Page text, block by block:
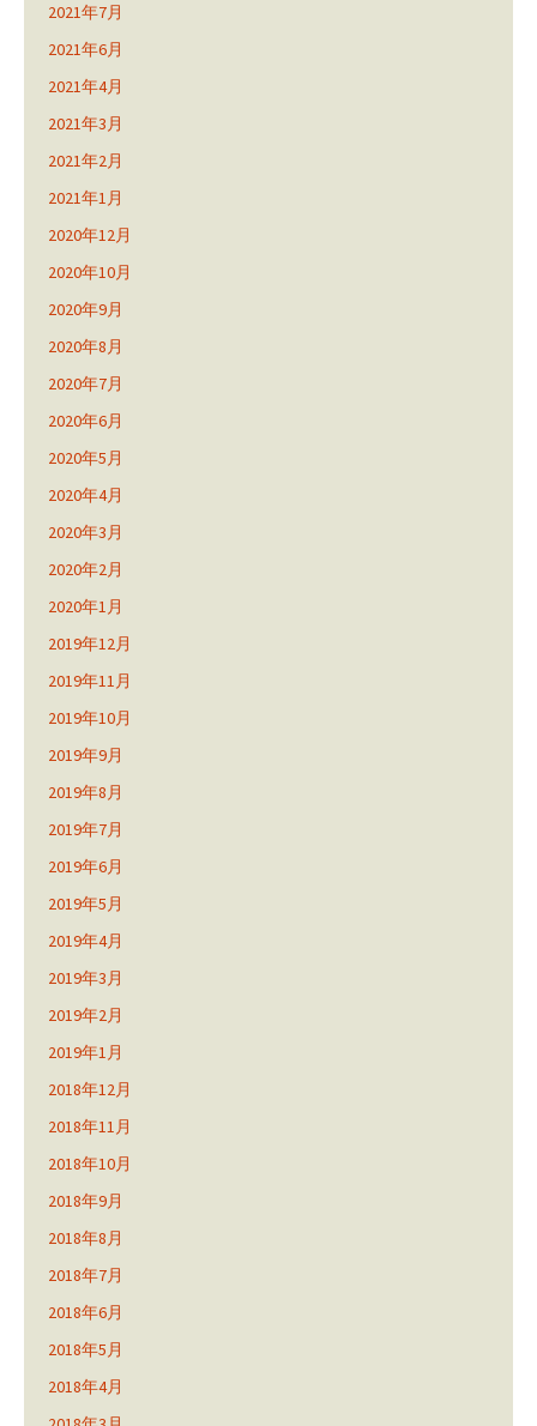
2021年7月
2021年6月
2021年4月
2021年3月
2021年2月
2021年1月
2020年12月
2020年10月
2020年9月
2020年8月
2020年7月
2020年6月
2020年5月
2020年4月
2020年3月
2020年2月
2020年1月
2019年12月
2019年11月
2019年10月
2019年9月
2019年8月
2019年7月
2019年6月
2019年5月
2019年4月
2019年3月
2019年2月
2019年1月
2018年12月
2018年11月
2018年10月
2018年9月
2018年8月
2018年7月
2018年6月
2018年5月
2018年4月